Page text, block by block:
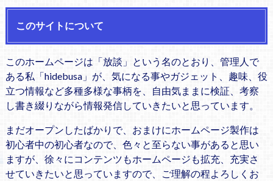
このサイトについて
このホームページは「放談」という名のとおり、管理人で
ある私「hidebusa」が、気になる事やガジェット、趣味、役
立つ情報など多種多様な事柄を、自由気ままに検証、考察
し書き綴りながら情報発信していきたいと思っています。
まだオープンしたばかりで、おまけにホームページ製作は
初心者中の初心者なので、色々と至らない事があると思い
ますが、徐々にコンテンツもホームページも拡充、充実さ
せていきたいと思っていますので、ご理解の程よろしくお